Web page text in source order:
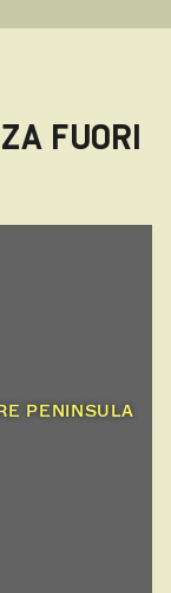
FUORI
PENINSULA